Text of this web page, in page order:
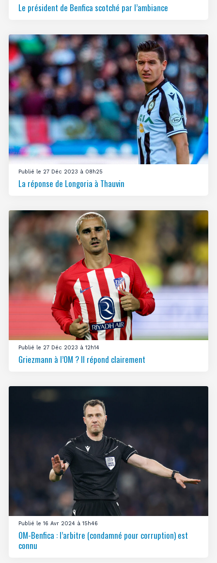
Le président de Benfica scotché par l’ambiance
Publié le 27 Déc 2023 à 08h25
La réponse de Longoria à Thauvin
Publié le 27 Déc 2023 à 12h14
Griezmann à l’OM ? Il répond clairement
Publié le 16 Avr 2024 à 15h46
OM-Benfica : l’arbitre (condamné pour corruption) est
connu